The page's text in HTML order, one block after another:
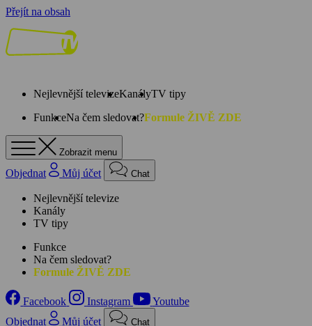
Přejít na obsah
Nejlevnější televizeKanályTV tipy
FunkceNa čem sledovat?Formule ŽIVĚ ZDE
Zobrazit menu
Objednat Můj účet Chat
Nejlevnější televize
Kanály
TV tipy
Funkce
Na čem sledovat?
Formule ŽIVĚ ZDE
Facebook Instagram
Youtube
Objednat
Můj účet Chat